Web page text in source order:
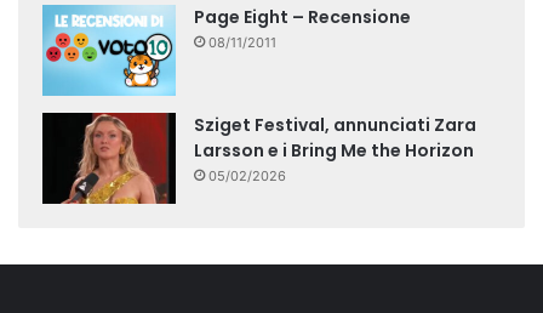
Page Eight – Recensione
08/11/2011
Sziget Festival, annunciati Zara
Larsson e i Bring Me the Horizon
05/02/2026